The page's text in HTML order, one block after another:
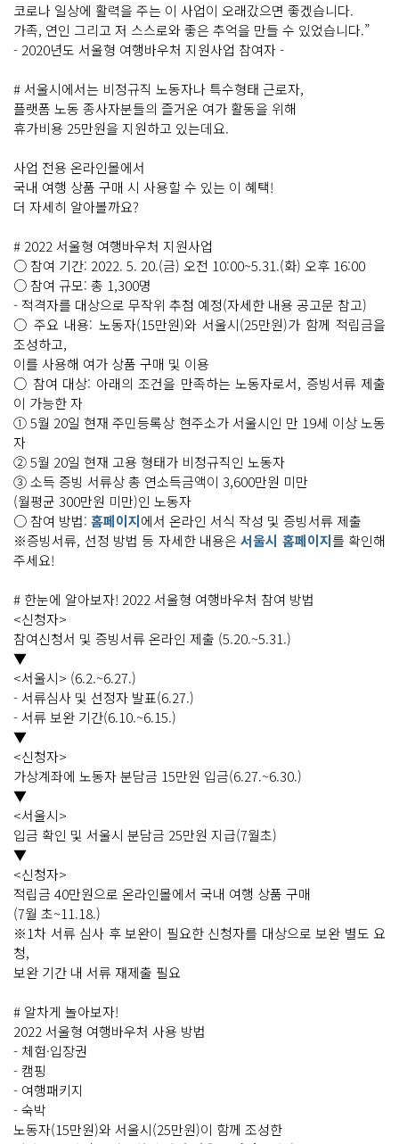
코로나 일상에 활력을 주는 이 사업이 오래갔으면 좋겠습니다.
가족, 연인 그리고 저 스스로와 좋은 추억을 만들 수 있었습니다.”
- 2020년도 서울형 여행바우처 지원사업 참여자 -
# 서울시에서는 비정규직 노동자나 특수형태 근로자,
플랫폼 노동 종사자분들의 즐거운 여가 활동을 위해
휴가비용 25만원을 지원하고 있는데요.
사업 전용 온라인몰에서
국내 여행 상품 구매 시 사용할 수 있는 이 혜택!
더 자세히 알아볼까요?
# 2022 서울형 여행바우처 지원사업
○ 참여 기간: 2022. 5. 20.(금) 오전 10:00~5.31.(화) 오후 16:00
○ 참여 규모: 총 1,300명
- 적격자를 대상으로 무작위 추첨 예정(자세한 내용 공고문 참고)
○ 주요 내용: 노동자(15만원)와 서울시(25만원)가 함께 적립금을
조성하고,
이를 사용해 여가 상품 구매 및 이용
○ 참여 대상: 아래의 조건을 만족하는 노동자로서, 증빙서류 제출
이 가능한 자
① 5월 20일 현재 주민등록상 현주소가 서울시인 만 19세 이상 노동
자
② 5월 20일 현재 고용 형태가 비정규직인 노동자
③ 소득 증빙 서류상 총 연소득금액이 3,600만원 미만
(월평균 300만원 미만)인 노동자
○ 참여 방법: 홈페이지에서 온라인 서식 작성 및 증빙서류 제출
※증빙서류, 선정 방법 등 자세한 내용은서울시 홈페이지를 확인해
주세요!
# 한눈에 알아보자! 2022 서울형 여행바우처 참여 방법
<신청자>
참여신청서 및 증빙서류 온라인 제출 (5.20.~5.31.)
▼
<서울시> (6.2.~6.27.)
- 서류심사 및 선정자 발표(6.27.)
- 서류 보완 기간(6.10.~6.15.)
▼
<신청자>
가상계좌에 노동자 분담금 15만원 입금(6.27.~6.30.)
▼
<서울시>
입금 확인 및 서울시 분담금 25만원 지급(7월초)
▼
<신청자>
적립금 40만원으로 온라인몰에서 국내 여행 상품 구매
(7월 초~11.18.)
※1차 서류 심사 후 보완이 필요한 신청자를 대상으로 보완 별도 요
청,
보완 기간 내 서류 재제출 필요
# 알차게 놀아보자!
2022 서울형 여행바우처 사용 방법
- 체험·입장권
- 캠핑
- 여행패키지
- 숙박
노동자(15만원)와 서울시(25만원)이 함께 조성한